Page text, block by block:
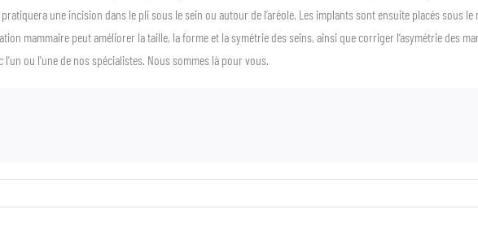
une incision dans le pli sous le sein ou autour de l’aréole. Les implants sont ensuite placés sous
mammaire peut améliorer la taille, la forme et la symétrie des seins, ainsi que corriger l’asymétrie des
ou l’une de nos spécialistes. Nous sommes là pour vous.